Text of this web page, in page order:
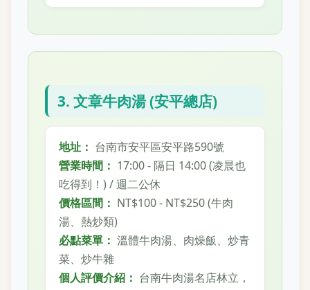
3. 文章牛肉湯 (安平總店)
地址： 台南市安平區安平路590號
營業時間： 17:00 - 隔日 14:00 (凌晨也
吃得到！) / 週二公休
價格區間： NT$100 - NT$250 (牛肉
湯、熱炒類)
必點菜單： 溫體牛肉湯、肉燥飯、炒青
菜、炒牛雜
個人評價介紹： 台南牛肉湯名店林立，